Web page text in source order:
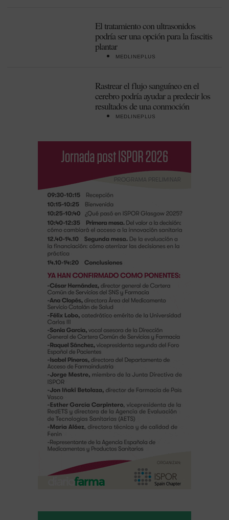
El tratamiento con ultrasonidos
podría ser una opción para la fascitis
plantar
MEDLINEPLUS
Rastrear el flujo sanguíneo en el
cerebro podría ayudar a predecir los
resultados de una conmoción
MEDLINEPLUS